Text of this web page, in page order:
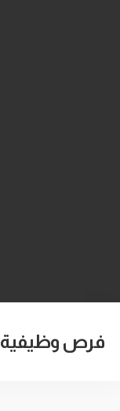
فرص وظيفية